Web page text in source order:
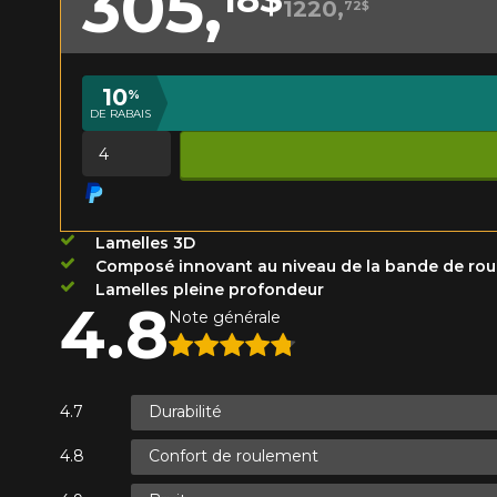
Lamelles 3D
Composé innovant au niveau de la bande de
Lamelles pleine profondeur
1220,72$
10%
DE RABAIS
4.8 Note générale
Durabilité
Confort de roulement
Année
Note
1
2 3 4 5
Commentaire
Envoyer
*Attention cette dimension
véhicule directement avant de